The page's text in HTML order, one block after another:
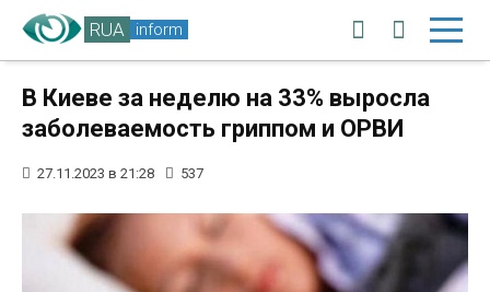
RUA inform
В Киеве за неделю на 33% выросла
заболеваемость гриппом и ОРВИ
27.11.2023 в 21:28 537